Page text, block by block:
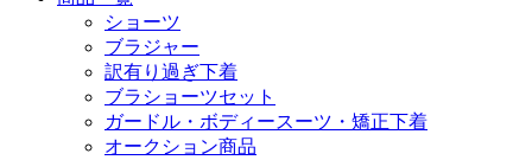
ショーツ
ブラジャー
訳有り過ぎ下着
ブラショーツセット
ガードル・ボディースーツ・矯正下着
オークション商品